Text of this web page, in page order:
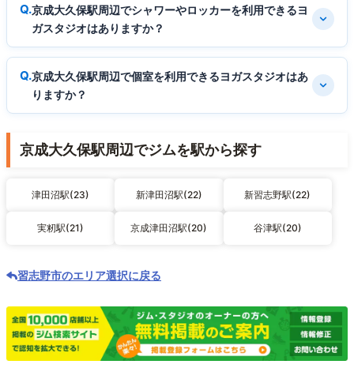
京成大久保駅周辺でシャワーやロッカーを利用できるヨ
ガスタジオはありますか？
京成大久保駅周辺で個室を利用できるヨガスタジオはあ
りますか？
京成大久保駅周辺でジムを駅から探す
津田沼駅(23) 新津田沼駅(22) 新習志野駅(22)
実籾駅(21) 京成津田沼駅(20) 谷津駅(20)
習志野市のエリア選択に戻る